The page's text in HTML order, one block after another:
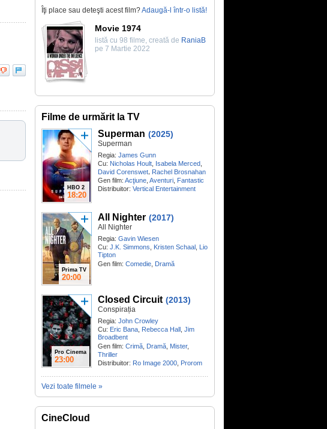
Îţi place sau deteşti acest film?Adaugă-l într-o listă!
Movie 1974
listă cu 98 filme, creată de RaniaB
pe 7 Martie 2022
Filme de urmărit la TV
HBO 2
18:20
Superman (2025)
Superman
Regia: James Gunn
Cu: Nicholas Hoult Isabela Merced
David Corenswet, Rachel Brosnahan
Gen film: Acţiune Aventuri Fantastic
Distribuitor: Vertical Entertainment
Prima TV
20:00
All Nighter (2017)
All Nighter
Regia: Gavin Wiesen
Cu: J.K. Simmons Kristen Schaal Lio
Tipton
Gen film: Comedie Dramă
Pro Cinema
23:00
Closed Circuit (2013)
Conspirația
Regia: John Crowley
Cu: Eric Bana Rebecca Hall Jim
Broadbent
Gen film: Crimă Dramă Mister,
Thriller
Distribuitor: Ro Image 2000 Prorom
Vezi toate filmele »
CineCloud